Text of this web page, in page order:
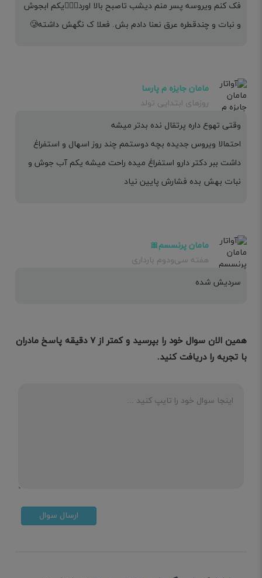
فک کنم ویروسه پسر منم دیشب تاصبح بالا اورد🤦🏻‍♀️یکم ابجوش
و نبات و چندقطره عرق نعنا دادم بش. فعلا ک نگهش داشته🥲
مامان جایزه م پارسا
روزهای ابتدایی تولد
وقتی تهوع داره پرتقال نده بدتر میشه
احتمالا ویروس جدیده بچه دوستمم چند روز اسهال و استفراغ
داشت ببر دکتر دارو استفراغ میده راحت میشه یکم آب جوش و
نبات بهش بده فشارش پایین نیاد
مامان پرنسسم🎀
هفته سی‌ودوم بارداری
سردیش شده
همین الان سوال خود را بپرسید و کمتر از ۷ دقیقه پاسخ مادران
با تجربه را دریافت کنید.
ارسال سوال